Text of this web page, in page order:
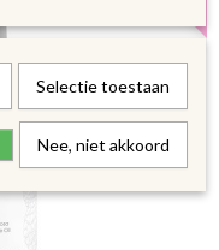
Selectie toestaan
Nee, niet akkoord